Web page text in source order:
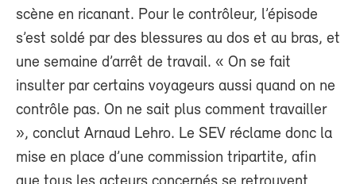
scène en ricanant. Pour le contrôleur, l’épisode
s’est soldé par des blessures au dos et au bras, et
une semaine d’arrêt de travail. « On se fait
insulter par certains voyageurs aussi quand on ne
contrôle pas. On ne sait plus comment travailler
», conclut Arnaud Lehro. Le SEV réclame donc la
mise en place d’une commission tripartite, afin